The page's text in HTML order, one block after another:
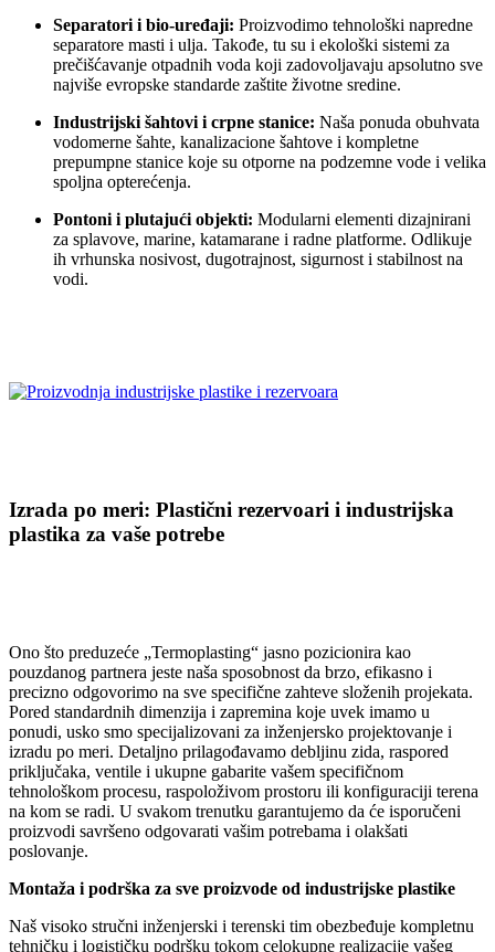
Separatori i bio-uređaji: Proizvodimo tehnološki napredne
separatore masti i ulja. Takođe, tu su i ekološki sistemi za
prečišćavanje otpadnih voda koji zadovoljavaju apsolutno sve
najviše evropske standarde zaštite životne sredine.
Industrijski šahtovi i crpne stanice: Naša ponuda obuhvata
vodomerne šahte, kanalizacione šahtove i kompletne
prepumpne stanice koje su otporne na podzemne vode i velika
spoljna opterećenja.
Pontoni i plutajući objekti: Modularni elementi dizajnirani
za splavove, marine, katamarane i radne platforme. Odlikuje
ih vrhunska nosivost, dugotrajnost, sigurnost i stabilnost na
vodi.
Izrada po meri: Plastični rezervoari i industrijska
plastika za vaše potrebe
Ono što preduzeće „Termoplasting“ jasno pozicionira kao
pouzdanog partnera jeste naša sposobnost da brzo, efikasno i
precizno odgovorimo na sve specifične zahteve složenih projekata.
Pored standardnih dimenzija i zapremina koje uvek imamo u
ponudi, usko smo specijalizovani za inženjersko projektovanje i
izradu po meri. Detaljno prilagođavamo debljinu zida, raspored
priključaka, ventile i ukupne gabarite vašem specifičnom
tehnološkom procesu, raspoloživom prostoru ili konfiguraciji terena
na kom se radi. U svakom trenutku garantujemo da će isporučeni
proizvodi savršeno odgovarati vašim potrebama i olakšati
poslovanje.
Montaža i podrška za sve proizvode od industrijske plastike
Naš visoko stručni inženjerski i terenski tim obezbeđuje kompletnu
tehničku i logističku podršku tokom celokupne realizacije vašeg